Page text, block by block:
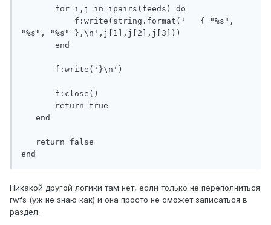
"%s", "%s" },\n',j[1],j[2],j[3]))
Никакой другой логики там нет, если только не переполниться
rwfs (уж не знаю как) и она просто не сможет записаться в
раздел.